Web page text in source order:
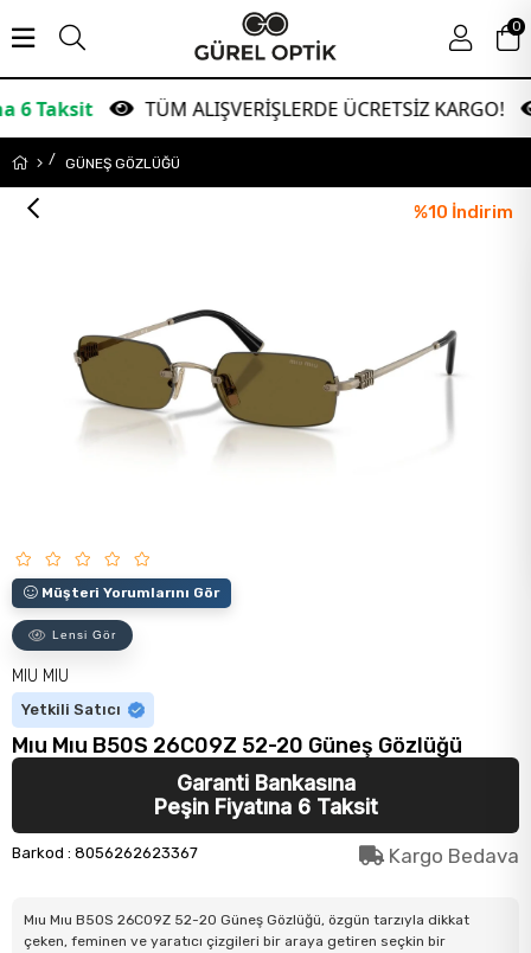
TÜM ALIŞVERİŞLERDE ÜCRETSİZ KARGO!
0
GÜNEŞ GÖZLÜĞÜ
%10 İndirim
Müşteri Yorumlarını Gör
Lensi Gör
MIU MIU
Yetkili Satıcı
Mıu Mıu B50S 26C09Z 52-20 Güneş Gözlüğü
Garanti Bankasına
Peşin Fiyatına 6 Taksit
Barkod : 8056262623367 Kargo Bedava
Mıu Mıu B50S 26C09Z 52-20 Güneş Gözlüğü, özgün tarzıyla dikkat
çeken, feminen ve yaratıcı çizgileri bir araya getiren seçkin bir